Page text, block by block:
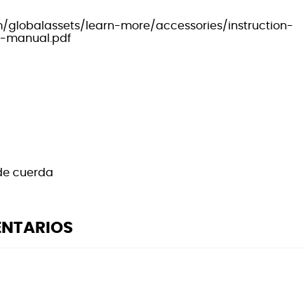
globalassets/learn-more/accessories/instruction-
manual.pdf
cuerda